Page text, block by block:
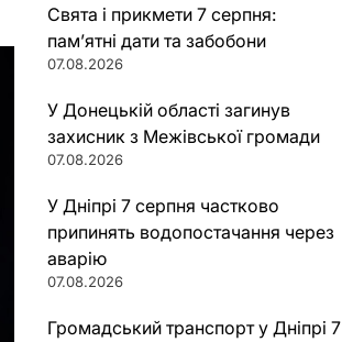
Свята і прикмети 7 серпня:
пам’ятні дати та забобони
07.08.2026
У Донецькій області загинув
захисник з Межівської громади
07.08.2026
У Дніпрі 7 серпня частково
припинять водопостачання через
аварію
07.08.2026
Громадський транспорт у Дніпрі 7